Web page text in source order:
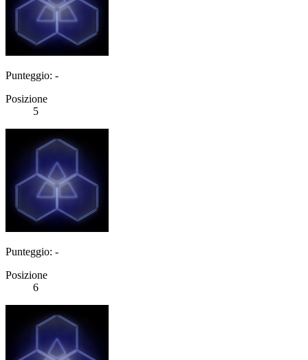
Punteggio: -
Posizione
5
Punteggio: -
Posizione
6